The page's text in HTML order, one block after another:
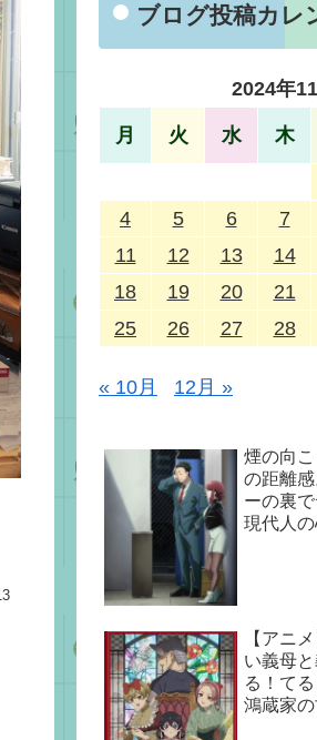
ブログ投稿カレ
2024年
月 火 水 木
4
5 6 7
11
12 13 14
18
19 20 21
25
26 27 28
« 10月 12月 »
煙の向
の距離
ーの裏
現代人
【アニ
い義母
る！てる
鴻蔵家